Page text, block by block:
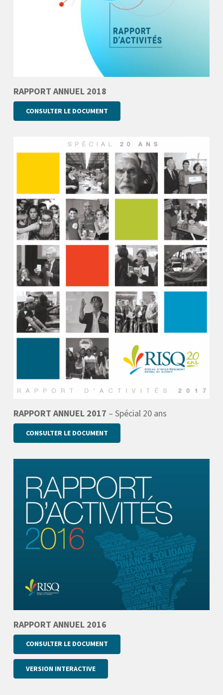
RAPPORT ANNUEL 2018
CONSULTER LE DOCUMENT
RAPPORT ANNUEL 2017 – Spécial 20 ans
CONSULTER LE DOCUMENT
RAPPORT ANNUEL 2016
CONSULTER LE DOCUMENT
VERSION INTERACTIVE